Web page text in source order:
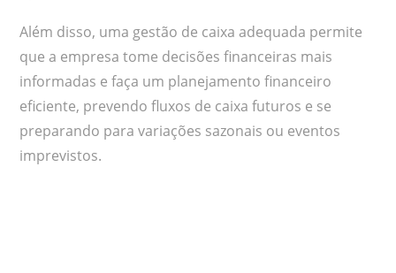
Além disso, uma gestão de caixa adequada permite
que a empresa tome decisões financeiras mais
informadas e faça um planejamento financeiro
eficiente, prevendo fluxos de caixa futuros e se
preparando para variações sazonais ou eventos
imprevistos.